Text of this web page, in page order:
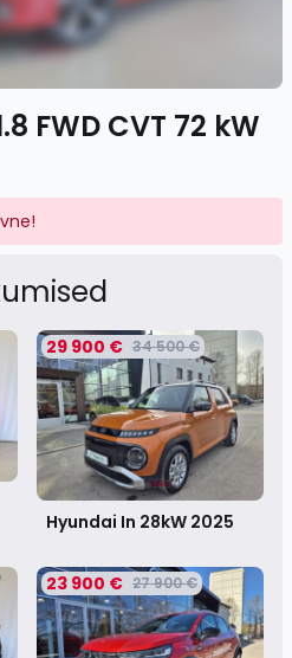
FWD CVT 72 kW
29 900 € 34 500 €
Hyundai In 28kW 2025
23 900 € 27 900 €